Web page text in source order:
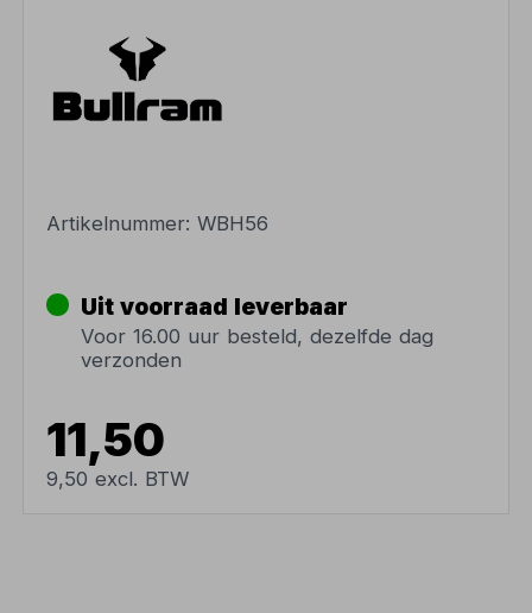
Artikelnummer:WBH56
Uit voorraad leverbaar
Voor 16.00 uur besteld, dezelfde dag
verzonden
11,50
9,50 excl. BTW